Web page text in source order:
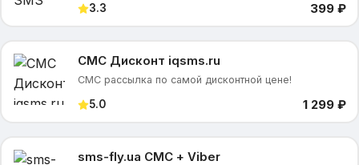
3.3 399 ₽
СМС Дисконт iqsms.ru
СМС рассылка по самой дисконтной цене!
5.0 1 299 ₽
sms-fly.ua СМС + Viber